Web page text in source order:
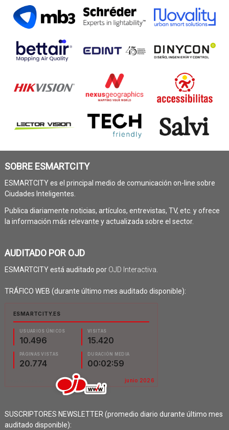
SOBRE ESMARTCITY
ESMARTCITY es el principal medio de comunicación on-line sobre
Ciudades Inteligentes.
Publica diariamente noticias, artículos, entrevistas, TV, etc. y ofrece
la información más relevante y actualizada sobre el sector.
AUDITADO POR OJD
ESMARTCITY está auditado por OJD Interactiva
TRÁFICO WEB (durante último mes auditado disponible):
SUSCRIPTORES NEWSLETTER (promedio diario durante último mes
auditado disponible):